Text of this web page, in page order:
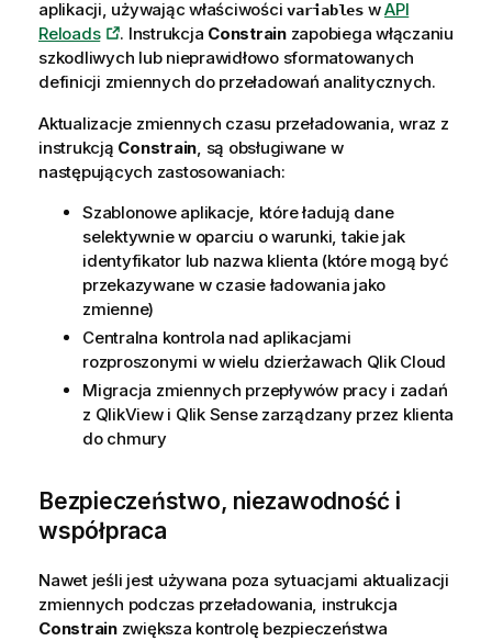
aplikacji, używając właściwości variableswAPI
Reloads
. Instrukcja Constrainzapobiega włączaniu
szkodliwych lub nieprawidłowo sformatowanych
definicji zmiennych do przeładowań analitycznych.
Aktualizacje zmiennych czasu przeładowania, wraz z
instrukcją Constrain, są obsługiwane w
następujących zastosowaniach:
Szablonowe aplikacje, które ładują dane
selektywnie w oparciu o warunki, takie jak
identyfikator lub nazwa klienta (które mogą być
przekazywane w czasie ładowania jako
zmienne)
Centralna kontrola nad aplikacjami
rozproszonymi w wielu dzierżawach Qlik Cloud
Migracja zmiennych przepływów pracy i zadań
z QlikViewi Qlik Sense zarządzany przez klienta
do chmury
Bezpieczeństwo, niezawodność i
współpraca
Nawet jeśli jest używana poza sytuacjami aktualizacji
zmiennych podczas przeładowania, instrukcja
Constrainzwiększa kontrolę bezpieczeństwa